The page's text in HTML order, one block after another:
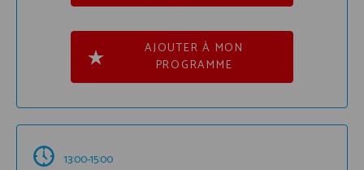
AJOUTER À MON
PROGRAMME
13:00-15:00